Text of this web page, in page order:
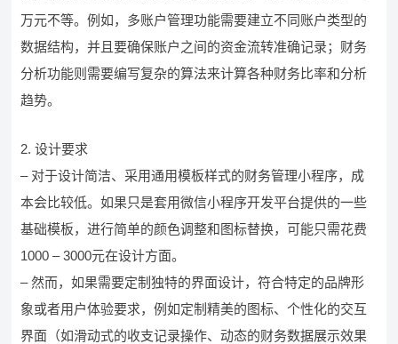
万元不等。例如，多账户管理功能需要建立不同账户类型的
数据结构，并且要确保账户之间的资金流转准确记录；财务
分析功能则需要编写复杂的算法来计算各种财务比率和分析
趋势。
2. 设计要求
– 对于设计简洁、采用通用模板样式的财务管理小程序，成
本会比较低。如果只是套用微信小程序开发平台提供的一些
基础模板，进行简单的颜色调整和图标替换，可能只需花费
1000 – 3000元在设计方面。
– 然而，如果需要定制独特的界面设计，符合特定的品牌形
象或者用户体验要求，例如定制精美的图标、个性化的交互
界面（如滑动式的收支记录操作、动态的财务数据展示效果